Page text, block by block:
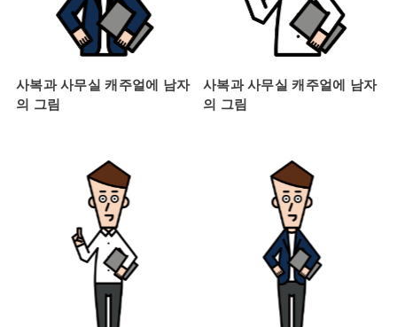
사복과 사무실 캐주얼에 남자
의 그림
사복과 사무실 캐주얼에 남자
의 그림